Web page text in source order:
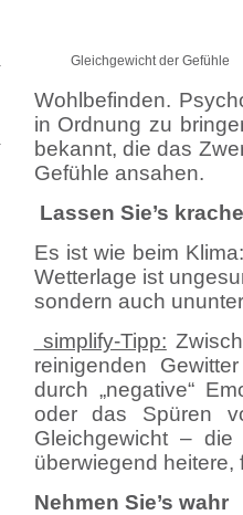
Gleichgewicht der Gefühle
Wohlbefinden.
in Ordnung zu
bekannt, die das
Gefühle ansahen.
Lassen Sie’s
Es ist wie beim
Wetterlage ist
sondern auch
simplify-Tipp:
reinigenden
durch „negative“
oder das Spüren
Gleichgewicht –
überwiegend heitere,
Nehmen Sie’s wahr